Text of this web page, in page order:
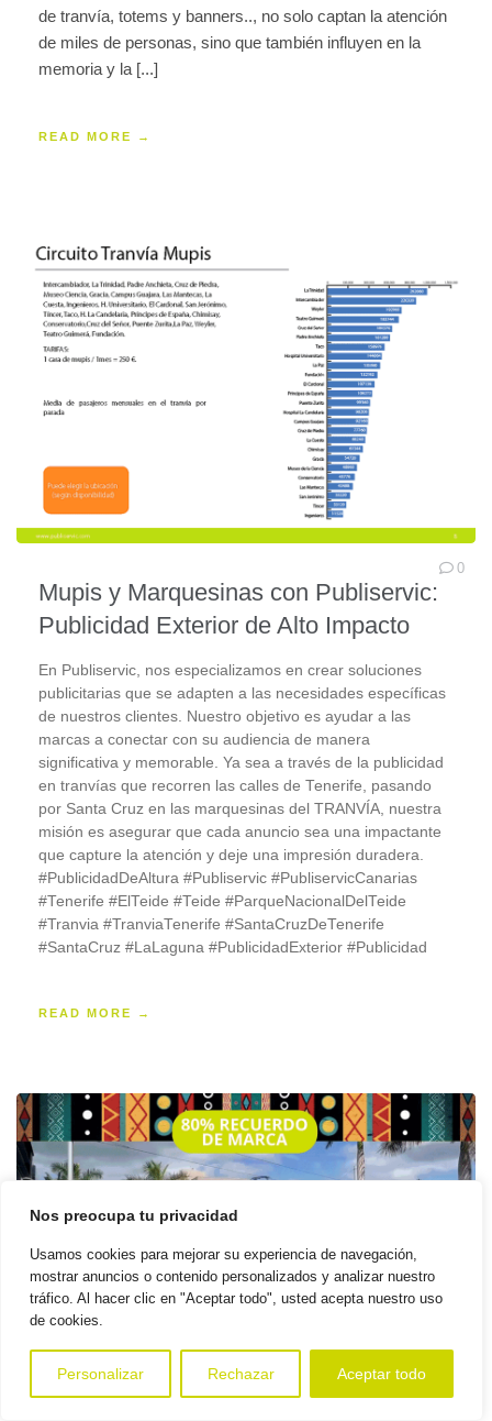
Nos preocupa tu privacidad
Usamos cookies para mejorar su experiencia de navegación,
mostrar anuncios o contenido personalizados y analizar nuestro
tráfico. Al hacer clic en "Aceptar todo", usted acepta nuestro uso
de cookies.
Personalizar Rechazar Aceptar todo
de tranvía, totems y banners.., no solo captan la atención
de miles de personas, sino que también influyen en la
memoria y la [...]
READ MORE →
Mupis y Marquesinas con Publiservic:
Publicidad Exterior de Alto Impacto
0
En Publiservic, nos especializamos en crear soluciones
publicitarias que se adapten a las necesidades específicas
de nuestros clientes. Nuestro objetivo es ayudar a las
marcas a conectar con su audiencia de manera
significativa y memorable. Ya sea a través de la publicidad
en tranvías que recorren las calles de Tenerife, pasando
por Santa Cruz en las marquesinas del TRANVÍA, nuestra
misión es asegurar que cada anuncio sea una impactante
que capture la atención y deje una impresión duradera.
#PublicidadDeAltura #Publiservic #PubliservicCanarias
#Tenerife #ElTeide #Teide #ParqueNacionalDelTeide
#Tranvia #TranviaTenerife #SantaCruzDeTenerife
#SantaCruz #LaLaguna #PublicidadExterior #Publicidad
READ MORE →
El Tranvía de Tenerife: Tu Pasaporte a